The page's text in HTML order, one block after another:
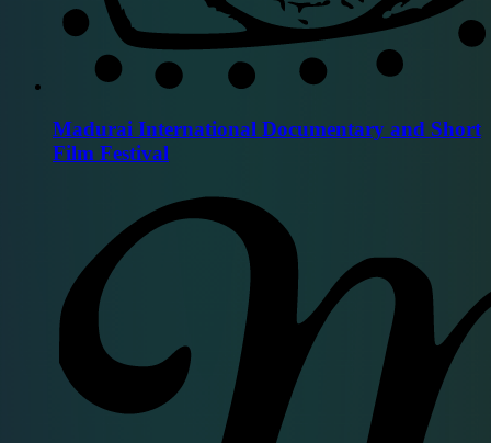
Madurai International Documentary and Short
Film Festival